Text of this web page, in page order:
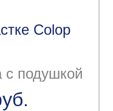
Colop
с подушкой